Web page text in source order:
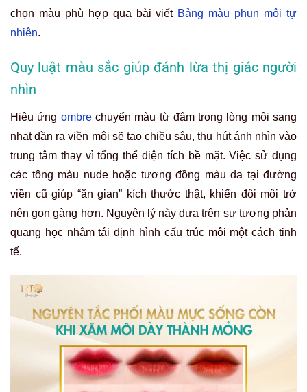
chọn màu phù hợp qua bài viếtBảng màu phun môi tự
nhiên.
Quy luật màu sắc giúp đánh lừa thị giác người
nhìn
Hiệu ứng ombrechuyển màu từ đậm trong lòng môi sang
nhạt dần ra viền môi sẽ tạo chiều sâu, thu hút ánh nhìn vào
trung tâm thay vì tổng thể diện tích bề mặt. Việc sử dụng
các tông màu nude hoặc tương đồng màu da tại đường
viền cũ giúp “ăn gian” kích thước thật, khiến đôi môi trở
nên gọn gàng hơn. Nguyên lý này dựa trên sự tương phản
quang học nhằm tái định hình cấu trúc môi một cách tinh
tế.